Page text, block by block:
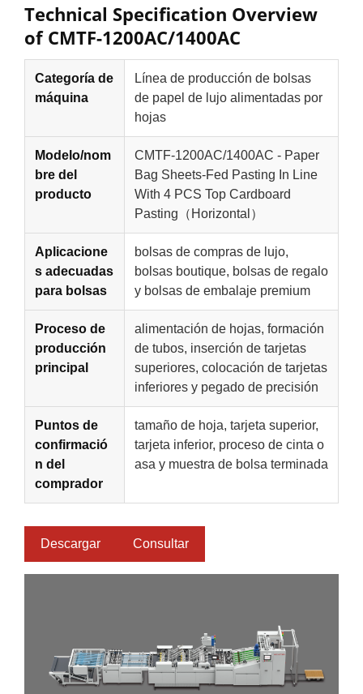
Technical Specification Overview
of CMTF-1200AC/1400AC
Categoría de
máquina
Línea de producción de bolsas
de papel de lujo alimentadas por
hojas
Modelo/nom
bre del
producto
CMTF-1200AC/1400AC - Paper
Bag Sheets-Fed Pasting In Line
With 4 PCS Top Cardboard
Pasting（Horizontal）
Aplicacione
s adecuadas
para bolsas
bolsas de compras de lujo,
bolsas boutique, bolsas de regalo
y bolsas de embalaje premium
Proceso de
producción
principal
alimentación de hojas, formación
de tubos, inserción de tarjetas
superiores, colocación de tarjetas
inferiores y pegado de precisión
Puntos de
confirmació
n del
comprador
tamaño de hoja, tarjeta superior,
tarjeta inferior, proceso de cinta o
asa y muestra de bolsa terminada
Descargar Consultar